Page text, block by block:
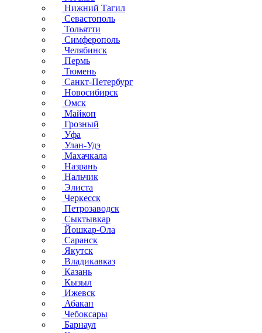
Нижний Тагил
Севастополь
Тольятти
Симферополь
Челябинск
Пермь
Тюмень
Санкт-Петербург
Новосибирск
Омск
Майкоп
Грозный
Уфа
Улан-Удэ
Махачкала
Назрань
Нальчик
Элиста
Черкесск
Петрозаводск
Сыктывкар
Йошкар-Ола
Саранск
Якутск
Владикавказ
Казань
Кызыл
Ижевск
Абакан
Чебоксары
Барнаул